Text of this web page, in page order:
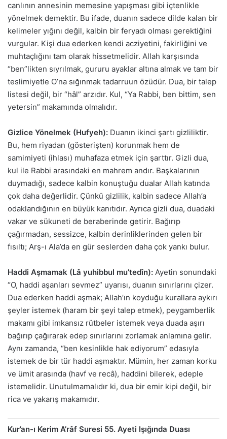
canlının annesinin memesine yapışması gibi içtenlikle
yönelmek demektir. Bu ifade, duanın sadece dilde kalan bir
kelimeler yığını değil, kalbin bir feryadı olması gerektiğini
vurgular. Kişi dua ederken kendi acziyetini, fakirliğini ve
muhtaçlığını tam olarak hissetmelidir. Allah karşısında
“ben”likten sıyrılmak, gururu ayaklar altına almak ve tam bir
teslimiyetle O’na sığınmak tadarruun özüdür. Dua, bir talep
listesi değil, bir “hâl” arzıdır. Kul, “Ya Rabbi, ben bittim, sen
yetersin” makamında olmalıdır.
Gizlice Yönelmek (Hufyeh): Duanın ikinci şartı gizliliktir.
Bu, hem riyadan (gösterişten) korunmak hem de
samimiyeti (ihlası) muhafaza etmek için şarttır. Gizli dua,
kul ile Rabbi arasındaki en mahrem andır. Başkalarının
duymadığı, sadece kalbin konuştuğu dualar Allah katında
çok daha değerlidir. Çünkü gizlilik, kalbin sadece Allah’a
odaklandığının en büyük kanıtıdır. Ayrıca gizli dua, duadaki
vakar ve sükuneti de beraberinde getirir. Bağırıp
çağırmadan, sessizce, kalbin derinliklerinden gelen bir
fısıltı; Arş-ı Ala’da en gür seslerden daha çok yankı bulur.
Haddi Aşmamak (Lâ yuhibbul mu’tedîn): Ayetin sonundaki
“O, haddi aşanları sevmez” uyarısı, duanın sınırlarını çizer.
Dua ederken haddi aşmak; Allah’ın koyduğu kurallara aykırı
şeyler istemek (haram bir şeyi talep etmek), peygamberlik
makamı gibi imkansız rütbeler istemek veya duada aşırı
bağırıp çağırarak edep sınırlarını zorlamak anlamına gelir.
Aynı zamanda, “ben kesinlikle hak ediyorum” edasıyla
istemek de bir tür haddi aşmaktır. Mümin, her zaman korku
ve ümit arasında (havf ve recâ), haddini bilerek, edeple
istemelidir. Unutulmamalıdır ki, dua bir emir kipi değil, bir
rica ve yakarış makamıdır.
Kur’an-ı Kerim A’râf Suresi 55. Ayeti Işığında Duası